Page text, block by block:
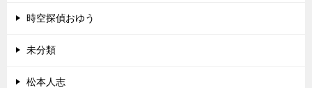
時空探偵おゆう
未分類
松本人志